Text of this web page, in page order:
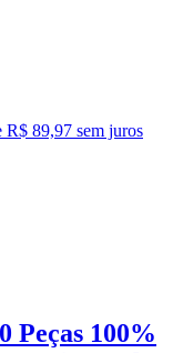
R$ 89,97 sem juros
Peças 100%